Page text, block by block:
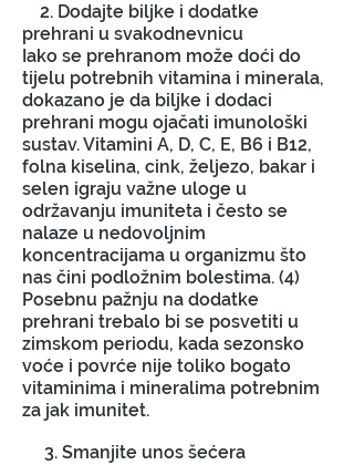
2. Dodajte biljke i dodatke
prehrani u svakodnevnicu
Iako se prehranom može doći do
tijelu potrebnih vitamina i minerala,
dokazano je da biljke i dodaci
prehrani mogu ojačati imunološki
sustav. Vitamini A, D, C, E, B6 i B12,
folna kiselina, cink, željezo, bakar i
selen igraju važne uloge u
održavanju imuniteta i često se
nalaze u nedovoljnim
koncentracijama u organizmu što
nas čini podložnim bolestima. (4)
Posebnu pažnju na dodatke
prehrani trebalo bi se posvetiti u
zimskom periodu, kada sezonsko
voće i povrće nije toliko bogato
vitaminima i mineralima potrebnim
za jak imunitet.
3. Smanjite unos šećera